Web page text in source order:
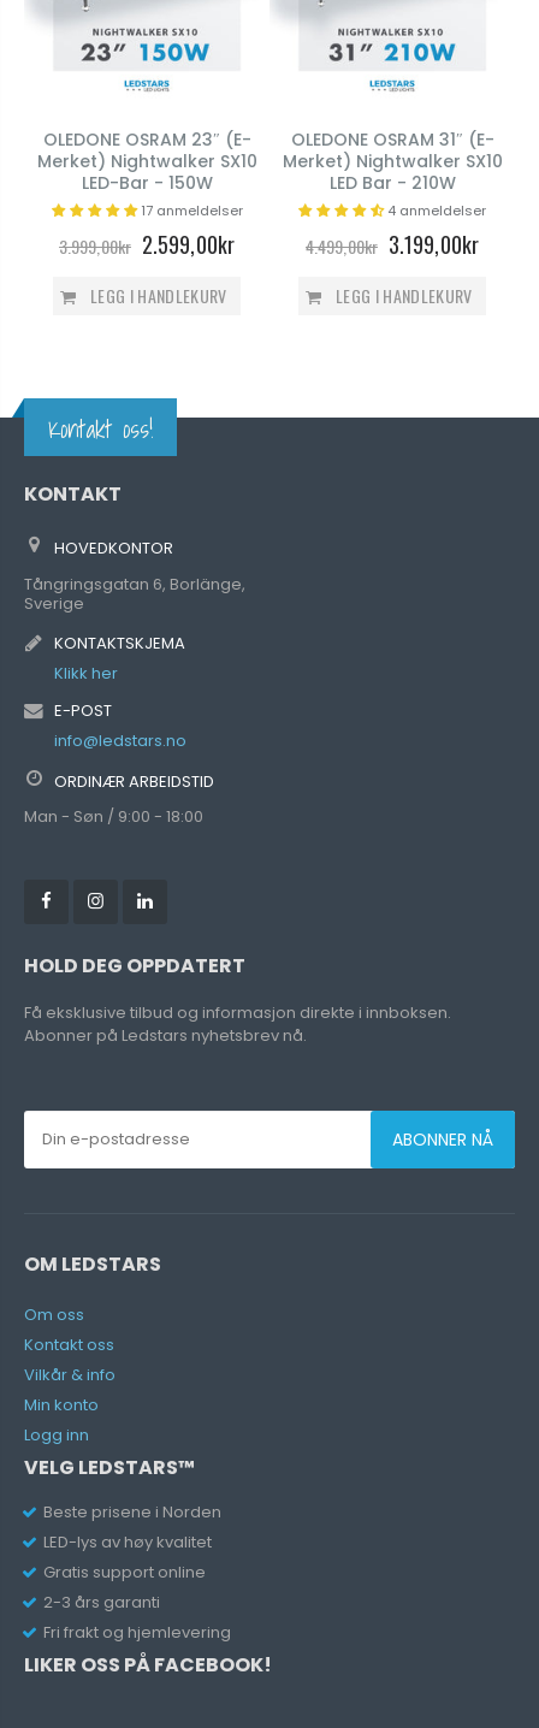
OLEDONE OSRAM 23″ (E-
Merket) Nightwalker SX10
LED-Bar - 150W
17 anmeldelser
3.999,00kr 2.599,00kr
LEGG I HANDLEKURV
OLEDONE OSRAM 31″ (E-
Merket) Nightwalker SX10
LED Bar - 210W
4 anmeldelser
4.499,00kr 3.199,00kr
LEGG I HANDLEKURV
Kontakt oss!
KONTAKT
HOVEDKONTOR
Tångringsgatan 6, Borlänge,
Sverige
KONTAKTSKJEMA
Klikk her
E-POST
info@ledstars.no
ORDINÆR ARBEIDSTID
Man - Søn / 9:00 - 18:00
HOLD DEG OPPDATERT
Få eksklusive tilbud og informasjon direkte i innboksen.
Abonner på Ledstars nyhetsbrev nå.
ABONNER NÅ
OM LEDSTARS
Om oss
Kontakt oss
Vilkår & info
Min konto
Logg inn
VELG LEDSTARS™
Beste prisene i Norden
LED-lys av høy kvalitet
Gratis support online
2-3 års garanti
Fri frakt og hjemlevering
LIKER OSS PÅ FACEBOOK!